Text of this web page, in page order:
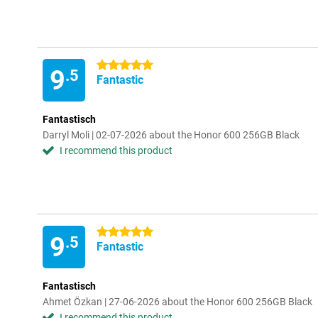
9.5
5 stars
Fantastic
Fantastisch
Darryl Moli | 02-07-2026 about the Honor 600 256GB Black
I recommend this product
9.5
5 stars
Fantastic
Fantastisch
Ahmet Özkan | 27-06-2026 about the Honor 600 256GB Black